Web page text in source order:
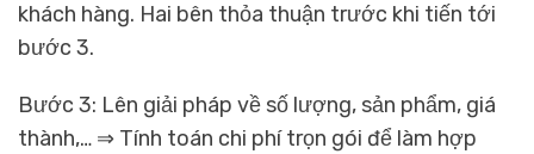
khách hàng. Hai bên thỏa thuận trước khi tiến tới
bước 3.
Bước 3: Lên giải pháp về số lượng, sản phẩm, giá
thành,… ⇒ Tính toán chi phí trọn gói để làm hợp